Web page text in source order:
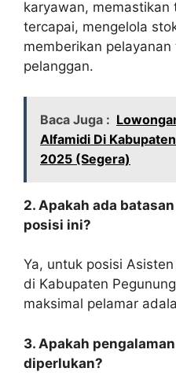
karyawan, memastikan
tercapai, mengelola
memberikan
pelanggan.
Baca Juga :
Alfamidi Di
2025 (Segera)
2. Apakah ada
posisi ini?
Ya, untuk posisi
di Kabupaten
maksimal pelamar
3. Apakah
diperlukan?